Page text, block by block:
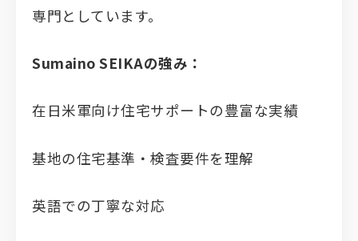
専門としています。
Sumaino SEIKAの強み：
在日米軍向け住宅サポートの豊富な実績
基地の住宅基準・検査要件を理解
英語での丁寧な対応